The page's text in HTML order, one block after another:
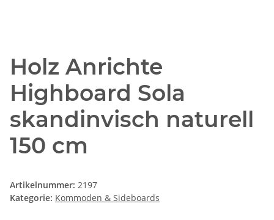
Holz Anrichte
Highboard Sola
skandinvisch naturell
150 cm
Artikelnummer: 2197
Kategorie: Kommoden & Sideboards